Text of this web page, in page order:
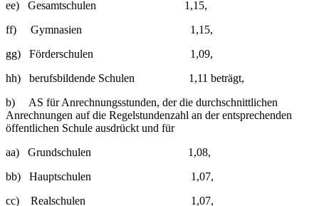
ee) Gesamtschulen 1,15,
ff) Gymnasien 1,15,
gg) Förderschulen 1,09,
hh) berufsbildende Schulen 1,11 beträgt,
b) AS für Anrechnungsstunden, der die durchschnittlichen
Anrechnungen auf die Regelstundenzahl an der entsprechenden
öffentlichen Schule ausdrückt und für
aa) Grundschulen 1,08,
bb) Hauptschulen 1,07,
cc) Realschulen 1,07,